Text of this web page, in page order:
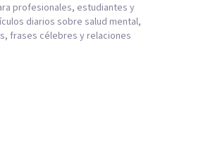
profesionales, estudiantes y
diarios sobre salud mental,
frases célebres y relaciones